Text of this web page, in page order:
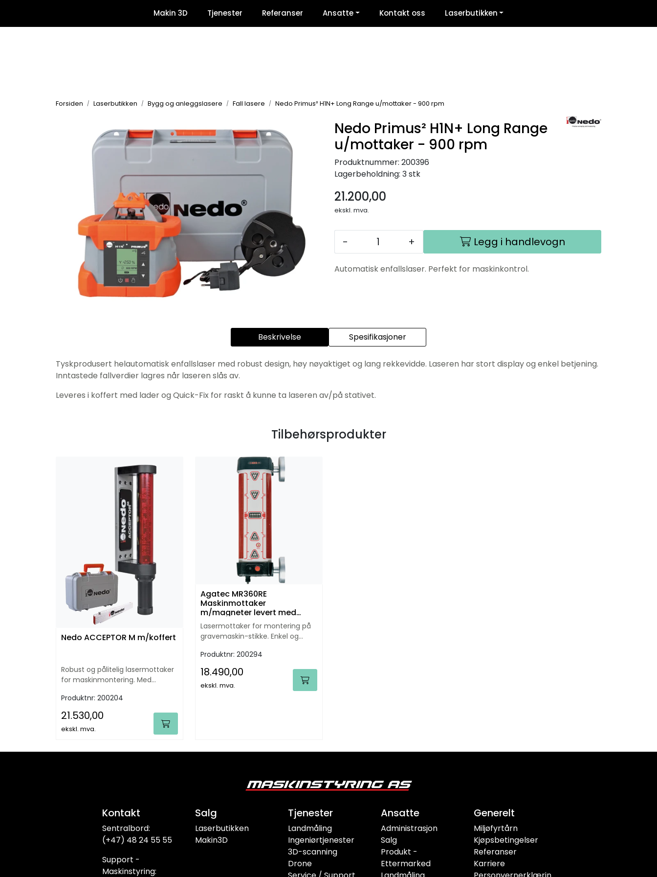
Makin 3D Tjenester Referanser Ansatte Kontakt oss Laserbutikken
Forsiden Laserbutikken Bygg og anleggslasere Fall lasere Nedo Primus² H1N+ Long Range u/mottaker - 900 rpm
Nedo Primus² H1N+ Long Range
u/mottaker - 900 rpm
Produktnummer: 200396
Lagerbeholdning: 3 stk
21.200,00
ekskl. mva.
- + Legg i handlevogn
Automatisk enfallslaser. Perfekt for maskinkontrol.
Beskrivelse Spesifikasjoner
Tyskprodusert helautomatisk enfallslaser med robust design, høy nøyaktiget og lang rekkevidde. Laseren har stort display og enkel betjening.
Inntastede fallverdier lagres når laseren slås av.
Leveres i koffert med lader og Quick-Fix for raskt å kunne ta laseren av/på stativet.
Tilbehørsprodukter
Nedo ACCEPTOR M m/koffert
Robust og pålitelig lasermottaker
for maskinmontering. Med
Produktnr: 200204
21.530,00
ekskl. mva.
Agatec MR360RE
Maskinmottaker
m/magneter levert med
lader i koffert
Lasermottaker for montering på
gravemaskin-stikke. Enkel og
mottaksområde.
Produktnr: 200294
18.490,00
ekskl. mva.
Kontakt
Sentralbord:
(+47) 48 24 55 55
Support -
Maskinstyring:
Salg
Laserbutikken
Makin3D
Tjenester
Landmåling
Ingeniørtjenester
3D-scanning
Drone
Ansatte
Administrasjon
Salg
Produkt -
Ettermarked
Generelt
Miljøfyrtårn
Kjøpsbetingelser
Referanser
Karriere